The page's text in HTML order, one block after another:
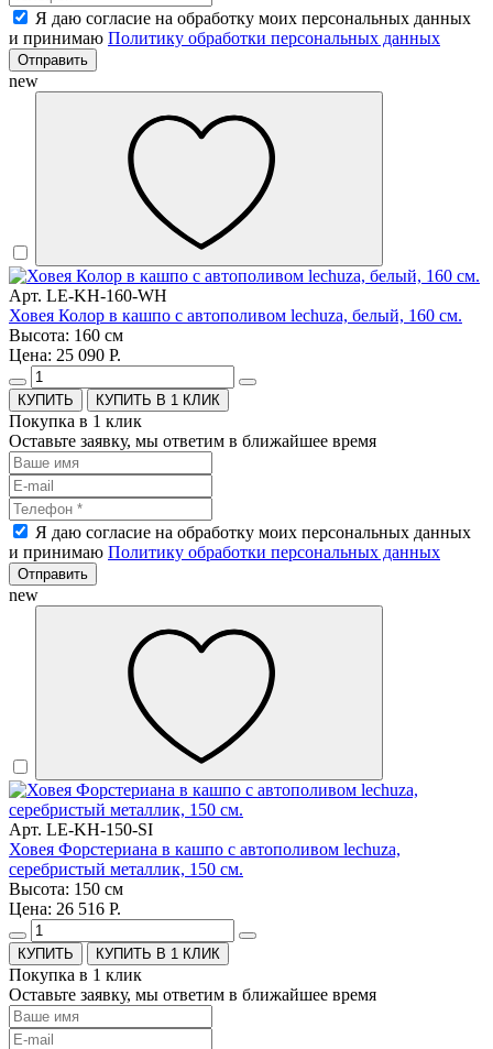
Я даю согласие на обработку моих персональных данных
и принимаю Политику обработки персональных данных
Отправить
new
Арт. LE-KH-160-WH
Ховея Колор в кашпо с автополивом lechuza, белый, 160 см.
Высота: 160 см
Цена: 25 090 Р.
КУПИТЬ В 1 КЛИК
Покупка в 1 клик
Оставьте заявку, мы ответим в ближайшее время
Я даю согласие на обработку моих персональных данных
и принимаю Политику обработки персональных данных
Отправить
new
Арт. LE-KH-150-SI
Ховея Форстериана в кашпо с автополивом lechuza,
серебристый металлик, 150 см.
Высота: 150 см
Цена: 26 516 Р.
КУПИТЬ В 1 КЛИК
Покупка в 1 клик
Оставьте заявку, мы ответим в ближайшее время